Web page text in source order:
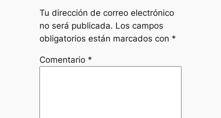
Tu dirección de correo electrónico
no será publicada. Los campos
obligatorios están marcados con *
Comentario *